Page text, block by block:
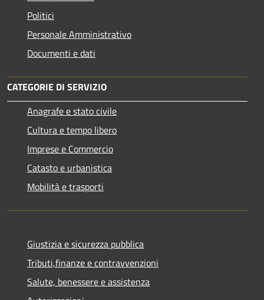
Politici
Personale Amministrativo
Documenti e dati
CATEGORIE DI SERVIZIO
Anagrafe e stato civile
Cultura e tempo libero
Imprese e Commercio
Catasto e urbanistica
Mobilità e trasporti
Giustizia e sicurezza pubblica
Tributi,finanze e contravvenzioni
Salute, benessere e assistenza